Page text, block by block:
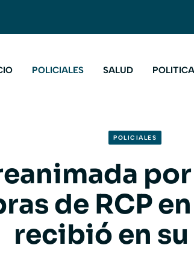
POLICIALES SALUD POLITICA
POLICIALES
de RCP
recibió en su